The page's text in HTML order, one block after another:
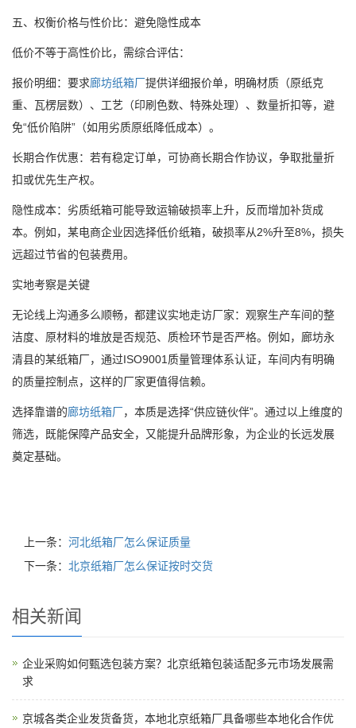
五、权衡价格与性价比：避免隐性成本
低价不等于高性价比，需综合评估：
报价明细：要求廊坊纸箱厂提供详细报价单，明确材质（原纸克
重、瓦楞层数）、工艺（印刷色数、特殊处理）、数量折扣等，避
免“低价陷阱”（如用劣质原纸降低成本）。
长期合作优惠：若有稳定订单，可协商长期合作协议，争取批量折
扣或优先生产权。
隐性成本：劣质纸箱可能导致运输破损率上升，反而增加补货成
本。例如，某电商企业因选择低价纸箱，破损率从2%升至8%，损失
远超过节省的包装费用。
实地考察是关键
无论线上沟通多么顺畅，都建议实地走访厂家：观察生产车间的整
洁度、原材料的堆放是否规范、质检环节是否严格。例如，廊坊永
清县的某纸箱厂，通过ISO9001质量管理体系认证，车间内有明确
的质量控制点，这样的厂家更值得信赖。
选择靠谱的廊坊纸箱厂，本质是选择“供应链伙伴”。通过以上维度的
筛选，既能保障产品安全，又能提升品牌形象，为企业的长远发展
奠定基础。
上一条： 河北纸箱厂怎么保证质量
下一条： 北京纸箱厂怎么保证按时交货
相关新闻
企业采购如何甄选包装方案？北京纸箱包装适配多元市场发展需
求
京城各类企业发货备货，本地北京纸箱厂具备哪些本地化合作优